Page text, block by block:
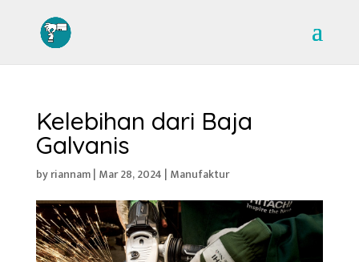
Kelebihan dari Baja
Galvanis
byriannam| Mar 28, 2024 | Manufaktur